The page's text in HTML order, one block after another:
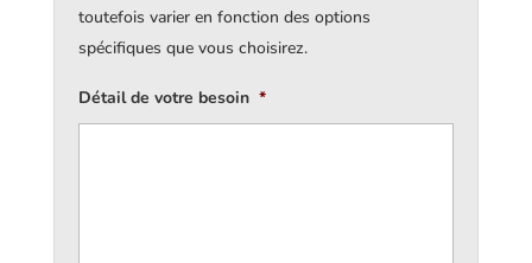
toutefois varier en fonction des options
spécifiques que vous choisirez.
Détail de votre besoin *